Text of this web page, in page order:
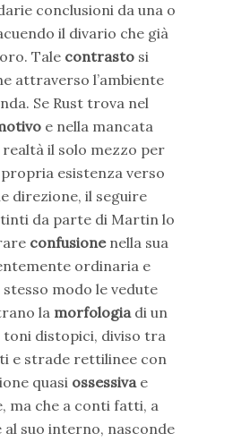
conclusioni da una o
il divario che già
Talecontrastosi
attraverso l’ambiente
Se Rust trova nel
e nella mancata
realtà il solo mezzo per
esistenza verso
direzione, il seguire
da parte di Martin lo
confusionenella sua
ordinaria e
stesso modo le vedute
la morfologiadi un
distopici, diviso tra
e strade rettilinee con
quasi ossessivae
ma che a conti fatti, a
al suo interno, nasconde